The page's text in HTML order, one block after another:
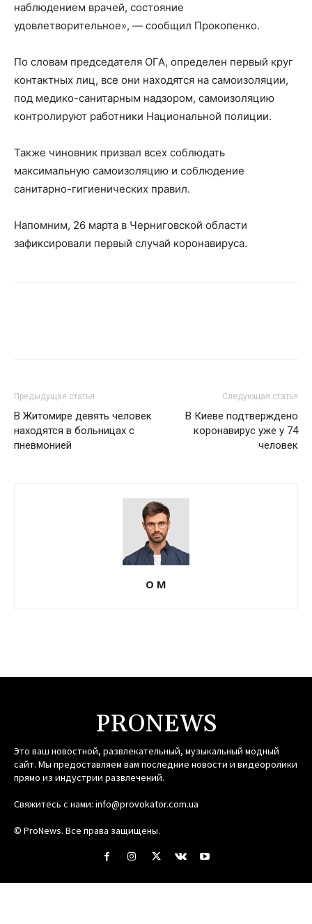
наблюдением врачей, состояние
удовлетворительное», — сообщил Прокопенко.
По словам председателя ОГА, определен первый круг
контактных лиц, все они находятся на самоизоляции,
под медико-санитарным надзором, самоизоляцию
контролируют работники Национальной полиции.
Также чиновник призвал всех соблюдать
максимальную самоизоляцию и соблюдение
санитарно-гигиенических правил.
Напомним, 26 марта в Черниговской области
зафиксировали первый случай коронавируса.
Предыдущая статья
В Житомире девять человек
находятся в больницах с
пневмонией
Следующая статья
В Киеве подтверждено
коронавирус уже у 74
человек
О М
PRONEWS
Это ваш новостной, развлекательный, музыкальный модный
сайт. Мы предоставляем вам последние новости и видеоролики
прямо из индустрии развлечений.
Свяжитесь с нами: info@provokator.com.ua
© ProNews. Все права защищены.